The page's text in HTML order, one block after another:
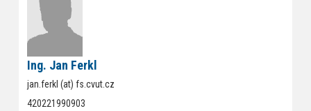
Ing. Jan Ferkl
jan.ferkl (at) fs.cvut.cz
420221990903